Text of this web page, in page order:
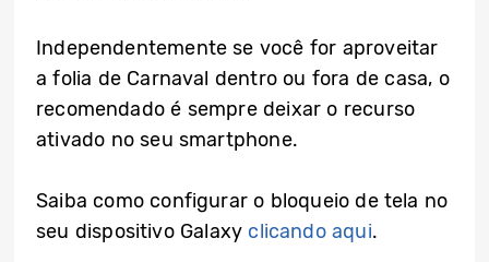
Independentemente se você for aproveitar
a folia de Carnaval dentro ou fora de casa, o
recomendado é sempre deixar o recurso
ativado no seu smartphone.
Saiba como configurar o bloqueio de tela no
seu dispositivo Galaxy clicando aqui.